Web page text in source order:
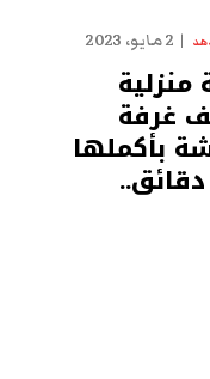
2 مايو، 2023
منزلية
غرفة
بأكملها